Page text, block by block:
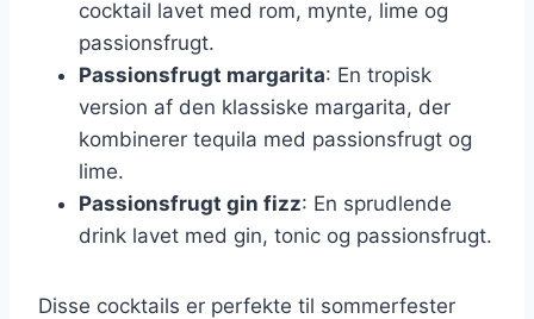
cocktail lavet med rom, mynte, lime og
passionsfrugt.
Passionsfrugt margarita: En tropisk
version af den klassiske margarita, der
kombinerer tequila med passionsfrugt og
lime.
Passionsfrugt gin fizz: En sprudlende
drink lavet med gin, tonic og passionsfrugt.
Disse cocktails er perfekte til sommerfester